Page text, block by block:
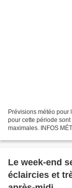
Prévisions météo
pour cette période
maximales. INFOS
Le week-end
éclaircies et